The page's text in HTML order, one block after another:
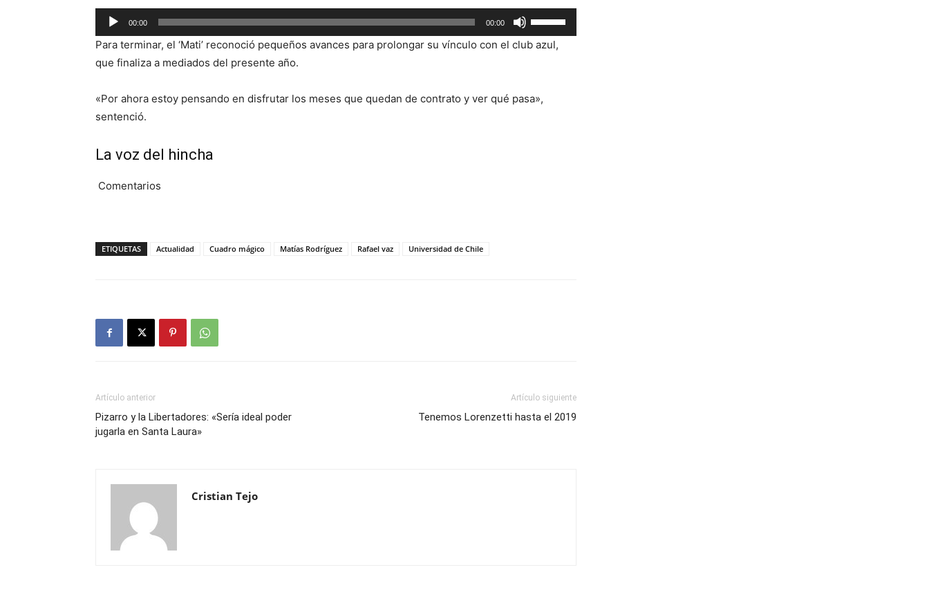
o
disminuir
el
Reproductor
de
audio
00:00 00:00
las
teclas
arriba/abajo
Para terminar, el ‘Mati’ reconoció pequeños avances para prolongar su vínculo con el club azul,
que finaliza a mediados del presente año.
«Por ahora estoy pensando en disfrutar los meses que quedan de contrato y ver qué pasa»,
sentenció.
La voz del hincha
Comentarios
ETIQUETAS Actualidad Cuadro mágico Matías Rodríguez Rafael vaz Universidad de Chile
Artículo anterior
Pizarro y la Libertadores: «Sería ideal poder
jugarla en Santa Laura»
Artículo siguiente
Tenemos Lorenzetti hasta el 2019
Cristian Tejo